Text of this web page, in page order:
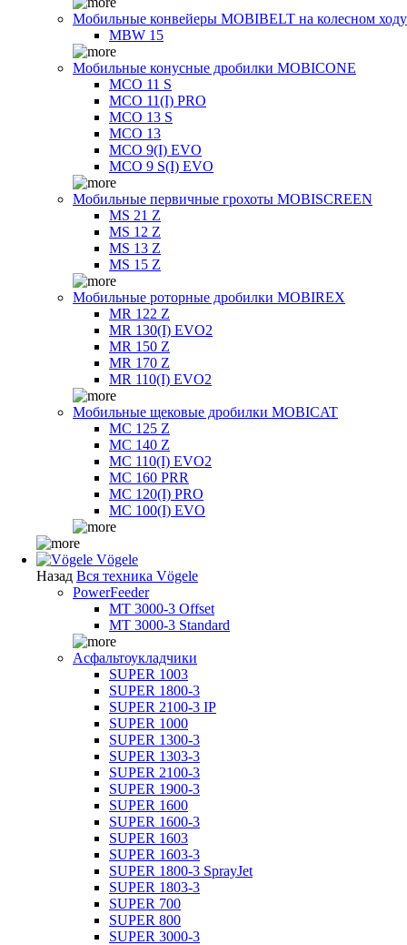
Мобильные конвейеры MOBIBELT на колесном ходу
MBW 15
Мобильные конусные дробилки MOBICONE
MCO 11 S
MCO 11(I) PRO
MCO 13 S
MCO 13
MCO 9(I) EVO
MCO 9 S(I) EVO
Мобильные первичные грохоты MOBISCREEN
MS 21 Z
MS 12 Z
MS 13 Z
MS 15 Z
Мобильные роторные дробилки MOBIREX
MR 122 Z
MR 130(I) EVO2
MR 150 Z
MR 170 Z
MR 110(I) EVO2
Мобильные щековые дробилки MOBICAT
MC 125 Z
MC 140 Z
MC 110(I) EVO2
MC 160 PRR
MC 120(I) PRO
MC 100(I) EVO
Vögele
Назад Вся техника Vögele
PowerFeeder
MT 3000-3 Offset
MT 3000-3 Standard
Асфальтоукладчики
SUPER 1003
SUPER 1800-3
SUPER 2100-3 IP
SUPER 1000
SUPER 1300-3
SUPER 1303-3
SUPER 2100-3
SUPER 1900-3
SUPER 1600
SUPER 1600-3
SUPER 1603
SUPER 1603-3
SUPER 1800-3 SprayJet
SUPER 1803-3
SUPER 700
SUPER 800
SUPER 3000-3